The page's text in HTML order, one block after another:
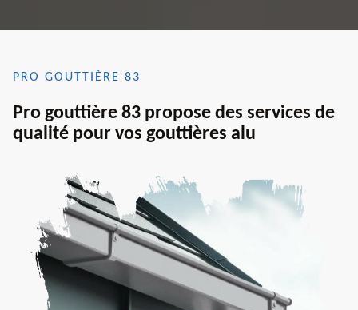
PRO GOUTTIÈRE 83
Pro gouttière 83 propose des services de
qualité pour vos gouttières alu